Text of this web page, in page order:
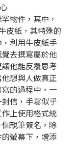
物件，其中，
皮紙，其特殊的
利用牛皮紙手
去撰寫屬於他
他能反覆思考
想與人做真正
的過程中，一
信，手寫似乎
上使用格式統
親筆簽名，除
螢幕下，增添